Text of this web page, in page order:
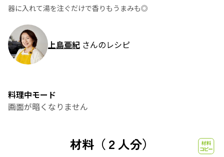
器に入れて湯を注ぐだけで香りもうまみも◎
上島亜紀 さんのレシピ
料理中モード
画面が暗くなりません
材料（２人分）